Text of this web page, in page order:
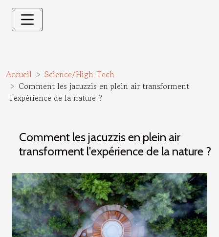
Accueil
Science/High-Tech
Comment les jacuzzis en plein air transforment
l'expérience de la nature ?
Comment les jacuzzis en plein air
transforment l'expérience de la nature ?